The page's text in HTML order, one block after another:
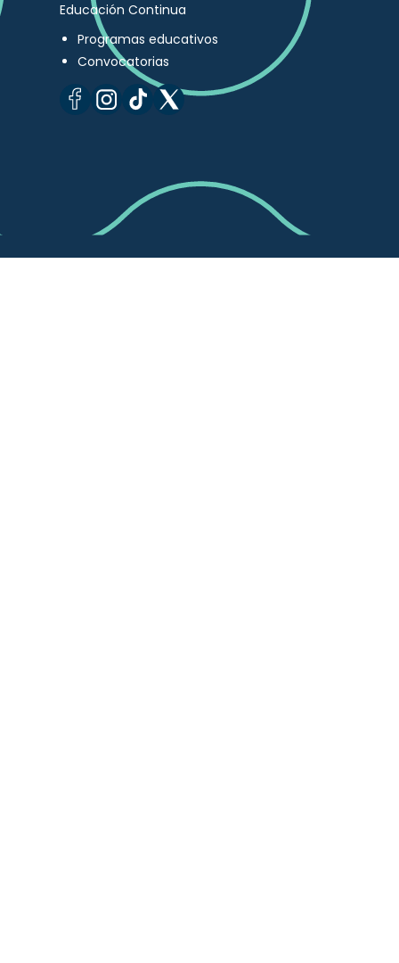
Educación Continua
Programas educativos
Convocatorias